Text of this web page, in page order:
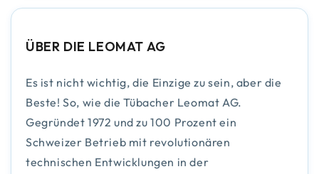
ÜBER DIE LEOMAT AG
Es ist nicht wichtig, die Einzige zu sein, aber die
Beste! So, wie die Tübacher Leomat AG.
Gegründet 1972 und zu 100 Prozent ein
Schweizer Betrieb mit revolutionären
technischen Entwicklungen in der